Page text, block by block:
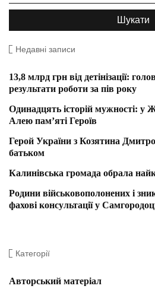
Недавні записи
13,8 млрд грн від детінізації:
результати роботи за пів року
Одинадцять історій мужності: у
Алею пам’яті Героїв
Герой України з Козятина
батьком
Калинівська громада обрала
Родини військовополонених і
фахові консультації у
Категорії
Авторський матеріал